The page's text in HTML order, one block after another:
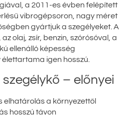
a 2011-es évben felépített
vibrogépsoron, nagy méret
gyártjuk a szegélyeket. A
olaj, zsír, benzin, szórósóval, a
ellenálló képesség
igen hosszú.
– előnyei
elhatárolás a környezettől
hosszú távon